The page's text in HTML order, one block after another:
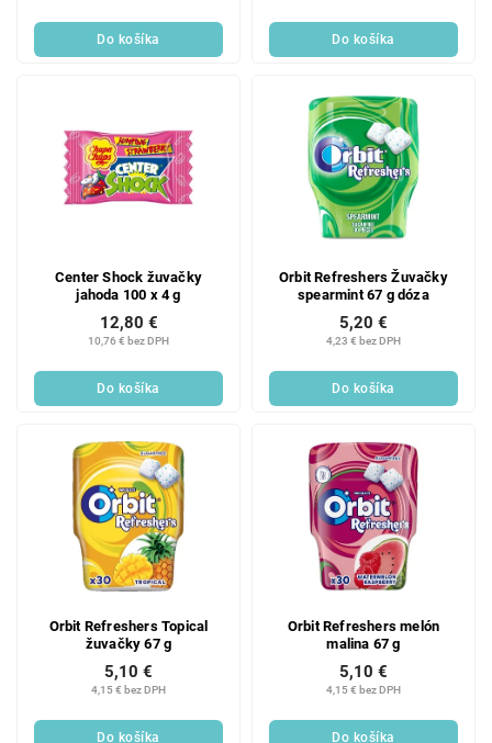
Do košíka Do košíka
Center Shock žuvačky
jahoda 100 x 4 g
10,76 € bez DPH
12,80 €
Do košíka
Orbit Refreshers Žuvačky
spearmint 67 g dóza
4,23 € bez DPH
5,20 €
Do košíka
Orbit Refreshers Topical
žuvačky 67 g
4,15 € bez DPH
5,10 €
Do košíka
Orbit Refreshers melón
malina 67 g
4,15 € bez DPH
5,10 €
Do košíka